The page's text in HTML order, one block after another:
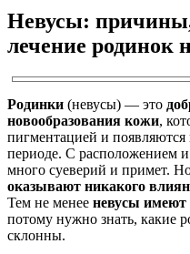
Невусы:
лечение родинок
Родинки (невусы) — это
новообразования кожи,
пигментацией и
периоде. С расположением
много суеверий и примет.
оказывают никакого
Тем не менее невусы имеют
потому нужно знать, какие
склонны.